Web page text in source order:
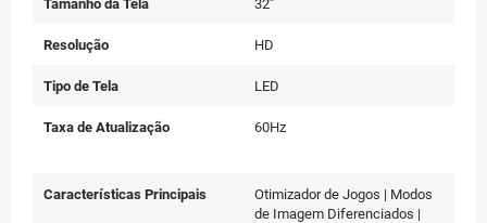
Tamanho da Tela 32"
Resolução HD
Tipo de Tela LED
Taxa de Atualização 60Hz
Características Principais
Otimizador de Jogos | Modos
de Imagem Diferenciados |